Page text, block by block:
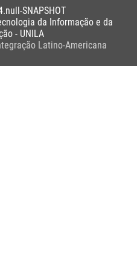
SNAPSHOT
da Informação e da
- UNILA
Latino-Americana